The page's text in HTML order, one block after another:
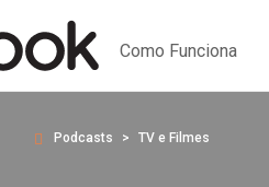
Como Funciona
Podcasts TV e Filmes